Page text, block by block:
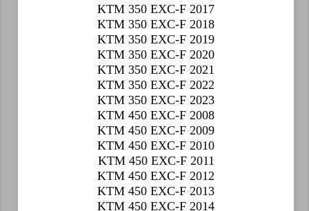
KTM 350 EXC-F 2017
KTM 350 EXC-F 2018
KTM 350 EXC-F 2019
KTM 350 EXC-F 2020
KTM 350 EXC-F 2021
KTM 350 EXC-F 2022
KTM 350 EXC-F 2023
KTM 450 EXC-F 2008
KTM 450 EXC-F 2009
KTM 450 EXC-F 2010
KTM 450 EXC-F 2011
KTM 450 EXC-F 2012
KTM 450 EXC-F 2013
KTM 450 EXC-F 2014